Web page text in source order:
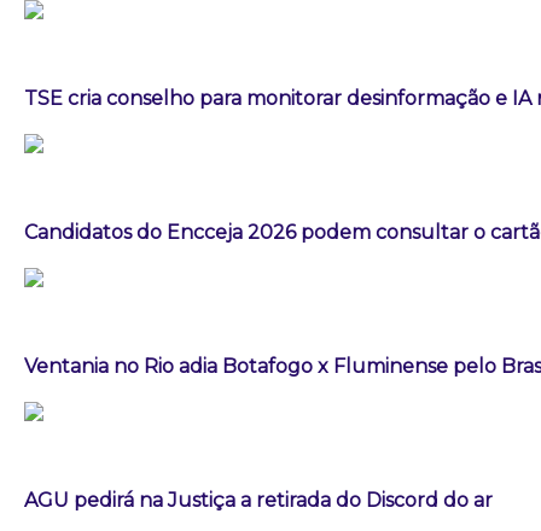
TSE cria conselho para monitorar desinformação e IA
Candidatos do Encceja 2026 podem consultar o
Ventania no Rio adia Botafogo x Fluminense pelo
AGU pedirá na Justiça a retirada do Discord do ar